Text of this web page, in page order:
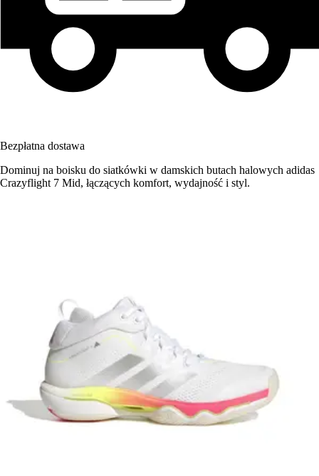
Bezpłatna dostawa
Dominuj na boisku do siatkówki w damskich butach halowych adidas
Crazyflight 7 Mid, łączących komfort, wydajność i styl.